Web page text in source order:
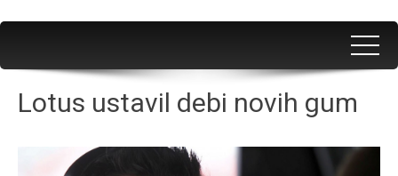
Lotus ustavil debi novih gum